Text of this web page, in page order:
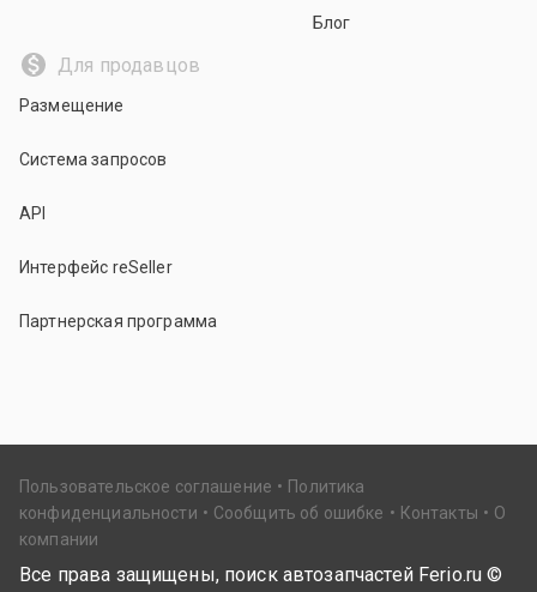
Блог
Для продавцов
Размещение
Система запросов
API
Интерфейс reSeller
Партнерская программа
Пользовательское соглашение
Политика
конфиденциальности
Сообщить об ошибке Контакты
О
компании
Все права защищены, поиск автозапчастей Ferio.ru ©